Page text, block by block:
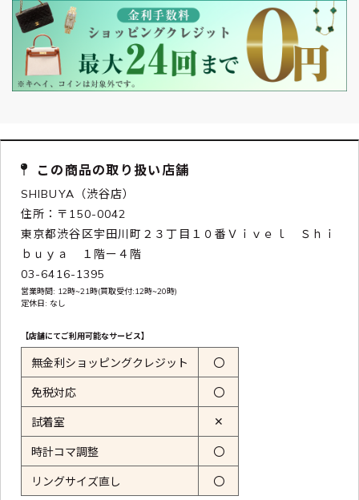
この商品の取り扱い店舗
SHIBUYA（渋谷店）
住所：〒150-0042
東京都渋谷区宇田川町２３丁目１０番Ｖｉｖｅｌ Ｓｈｉ
ｂｕｙａ １階ー４階
03-6416-1395
営業時間: 12時~21時(買取受付:12時~20時)
定休日: なし
【店舗にてご利用可能なサービス】
無金利ショッピングクレジット 〇
免税対応 〇
試着室 ✕
時計コマ調整 〇
リングサイズ直し 〇